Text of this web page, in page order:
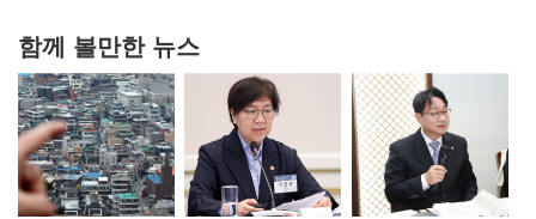
함께 볼만한 뉴스